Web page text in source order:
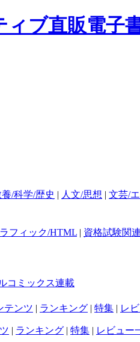
/科学/歴史 | 人文/思想 | 文芸/
フィック/HTML | 資格試験関連
コミックス連載
テンツ | ランキング | 特集 | レ
| ランキング | 特集 | レビュー